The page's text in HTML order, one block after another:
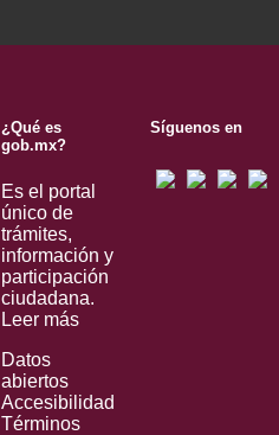
¿Qué es
gob.mx?
Es el portal
único de
trámites,
información y
participación
ciudadana.
Leer más
Datos
abiertos
Accesibilidad
Términos
Síguenos en